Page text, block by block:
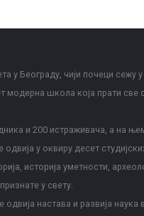
у Београду, чији почеци
модерна школа која прати
и 200 истраживача, а на
у оквиру десет
историја уметности,
у свету.
настава и развија